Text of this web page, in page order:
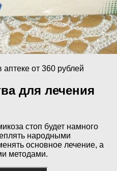
от 360 рублей
для лечения
стоп будет намного
народными
основное лечение, а
методами.